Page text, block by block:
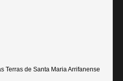
Terras de Santa Maria Arrifanense